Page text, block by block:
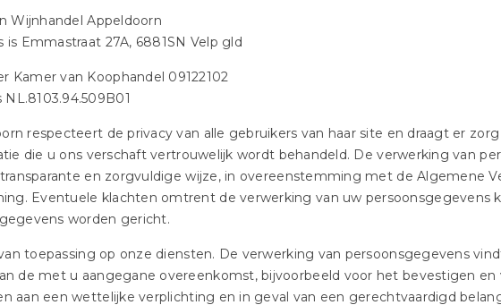
Wijnhandel Appeldoorn
is Emmastraat 27A, 6881SN Velp gld
Kamer van Koophandel 09122102
respecteert de privacy van alle gebruikers van haar site en draagt er
die u ons verschaft vertrouwelijk wordt behandeld. De verwerking van
en zorgvuldige wijze, in overeenstemming met de Algemene
Eventuele klachten omtrent de verwerking van uw persoonsgegevens
worden gericht.
toepassing op onze diensten. De verwerking van persoonsgegevens
de met u aangegane overeenkomst, bijvoorbeeld voor het bevestigen en
aan een wettelijke verplichting en in geval van een gerechtvaardigd